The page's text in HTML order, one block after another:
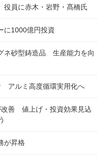
役員に赤木・岩野・髙橋氏
1000億円投資
ネ砂型鋳造品 生産能力を向
アルミ高度循環実用化へ
善 値上げ・投資効果見込
が昇格